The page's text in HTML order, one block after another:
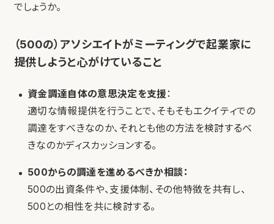
でしょうか。
（500の）アソシエイトがミーティングで起業家に
提供しようと心がけていること
資金調達自体の意思決定を支援：
適切な情報提供を行うことで、そもそもエクイティでの
調達をすべきなのか、それとも他の方法を検討するべ
きなのかディスカッションする。
500からの調達を進めるべきか相談：
500の出資条件や、支援体制、その他特徴を共有し、
500との相性を共に検討する。